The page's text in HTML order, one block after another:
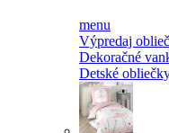
menu
Výpredaj
Dekoračné
Detské